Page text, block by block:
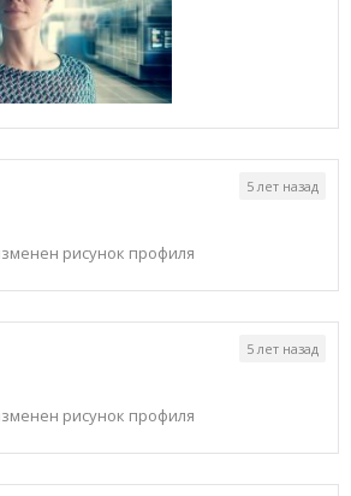
рисунок профиля
5 лет назад
рисунок профиля
5 лет назад